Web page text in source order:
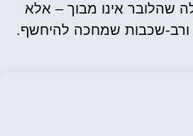
שהלובר אינו מבוך – אלא
ורב-שכבות שמחכה להיחשף.